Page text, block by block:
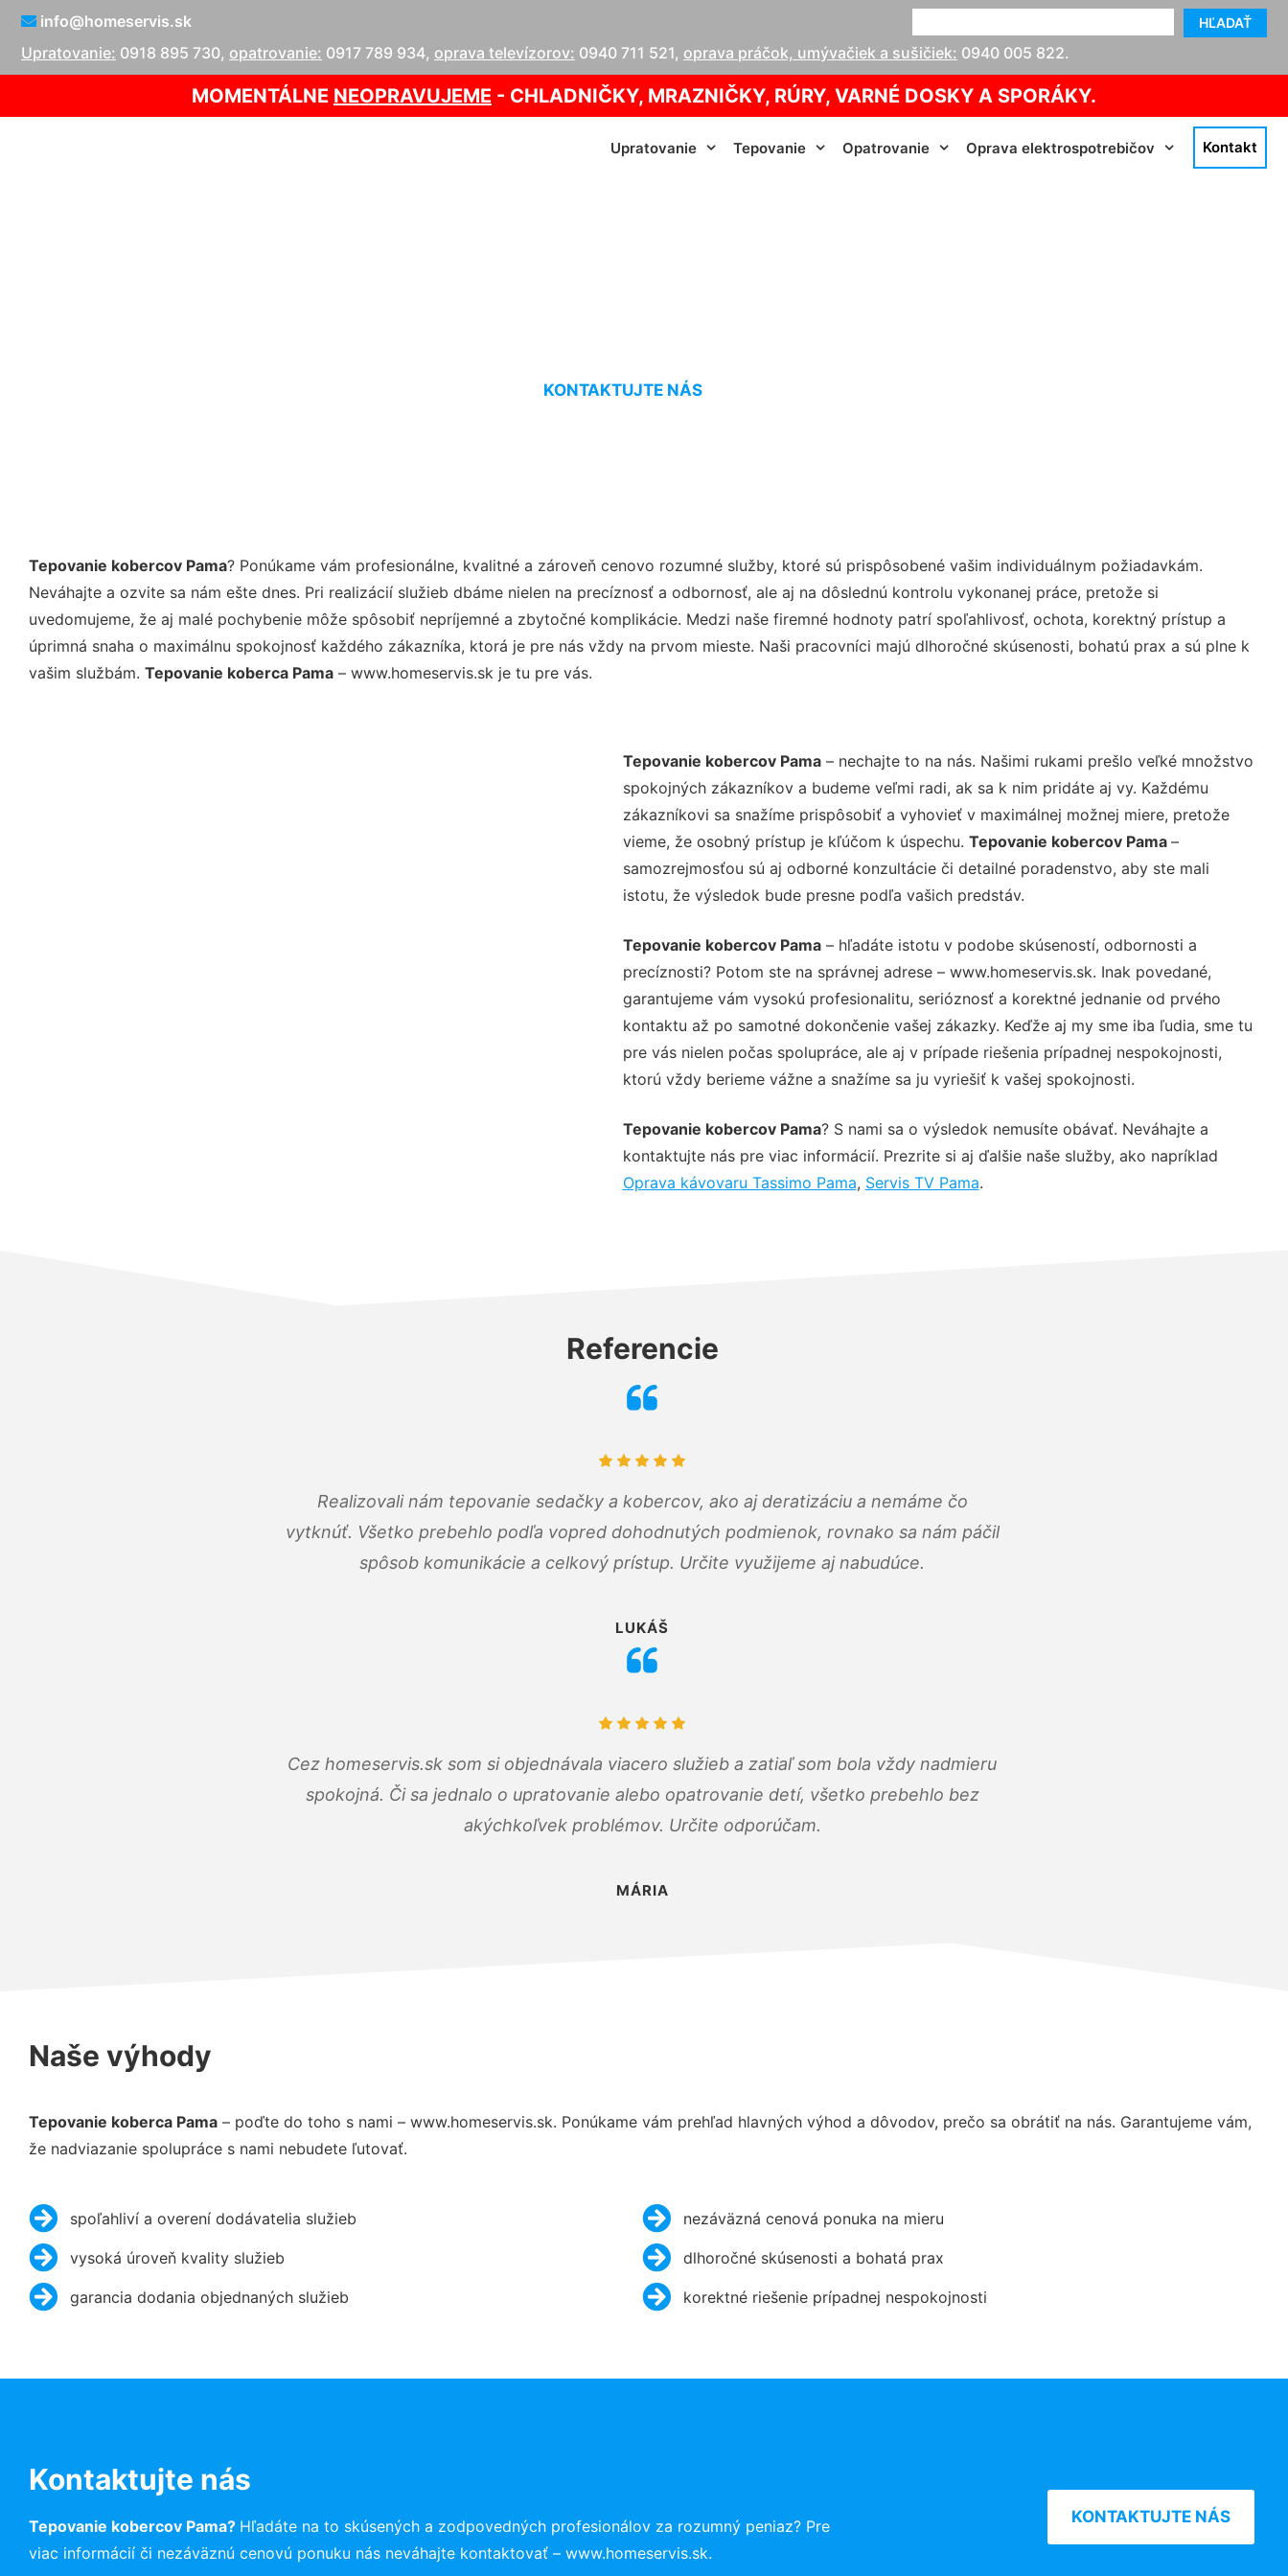
HĽADAŤ
info@homeservis.sk
Upratovanie: 0918 895 730, opatrovanie: 0917 789 934, oprava televízorov: 0940 711 521, oprava práčok, umývačiek a sušičiek: 0940 005 822.
MOMENTÁLNE NEOPRAVUJEME - CHLADNIČKY, MRAZNIČKY, RÚRY, VARNÉ DOSKY A SPORÁKY.
Upratovanie Tepovanie Opatrovanie Oprava elektrospotrebičov Kontakt
KONTAKTUJTE NÁS
Tepovanie kobercov Pama? Ponúkame vám profesionálne, kvalitné a zároveň cenovo rozumné služby, ktoré sú prispôsobené vašim individuálnym požiadavkám.
Neváhajte a ozvite sa nám ešte dnes. Pri realizácií služieb dbáme nielen na precíznosť a odbornosť, ale aj na dôslednú kontrolu vykonanej práce, pretože si
uvedomujeme, že aj malé pochybenie môže spôsobiť nepríjemné a zbytočné komplikácie. Medzi naše firemné hodnoty patrí spoľahlivosť, ochota, korektný prístup a
úprimná snaha o maximálnu spokojnosť každého zákazníka, ktorá je pre nás vždy na prvom mieste. Naši pracovníci majú dlhoročné skúsenosti, bohatú prax a sú plne k
vašim službám. Tepovanie koberca Pama – www.homeservis.sk je tu pre vás.
Tepovanie kobercov Pama– nechajte to na nás. Našimi rukami prešlo veľké množstvo
spokojných zákazníkov a budeme veľmi radi, ak sa k nim pridáte aj vy. Každému
zákazníkovi sa snažíme prispôsobiť a vyhovieť v maximálnej možnej miere, pretože
vieme, že osobný prístup je kľúčom k úspechu. Tepovanie kobercov Pama –
samozrejmosťou sú aj odborné konzultácie či detailné poradenstvo, aby ste mali
istotu, že výsledok bude presne podľa vašich predstáv.
Tepovanie kobercov Pama– hľadáte istotu v podobe skúseností, odbornosti a
precíznosti? Potom ste na správnej adrese – www.homeservis.sk. Inak povedané,
garantujeme vám vysokú profesionalitu, serióznosť a korektné jednanie od prvého
kontaktu až po samotné dokončenie vašej zákazky. Keďže aj my sme iba ľudia, sme tu
pre vás nielen počas spolupráce, ale aj v prípade riešenia prípadnej nespokojnosti,
ktorú vždy berieme vážne a snažíme sa ju vyriešiť k vašej spokojnosti.
Tepovanie kobercov Pama? S nami sa o výsledok nemusíte obávať. Neváhajte a
kontaktujte nás pre viac informácií. Prezrite si aj ďalšie naše služby, ako napríklad
Oprava kávovaru Tassimo Pama, Servis TV Pama.
Referencie
Realizovali nám tepovanie sedačky a kobercov, ako aj deratizáciu a nemáme čo
vytknúť. Všetko prebehlo podľa vopred dohodnutých podmienok, rovnako sa nám páčil
spôsob komunikácie a celkový prístup. Určite využijeme aj nabudúce.
LUKÁŠ
Cez homeservis.sk som si objednávala viacero služieb a zatiaľ som bola vždy nadmieru
spokojná. Či sa jednalo o upratovanie alebo opatrovanie detí, všetko prebehlo bez
akýchkoľvek problémov. Určite odporúčam.
MÁRIA
Naše výhody
Tepovanie koberca Pama – poďte do toho s nami – www.homeservis.sk. Ponúkame vám prehľad hlavných výhod a dôvodov, prečo sa obrátiť na nás. Garantujeme vám,
že nadviazanie spolupráce s nami nebudete ľutovať.
spoľahliví a overení dodávatelia služieb
vysoká úroveň kvality služieb
garancia dodania objednaných služieb
nezáväzná cenová ponuka na mieru
dlhoročné skúsenosti a bohatá prax
korektné riešenie prípadnej nespokojnosti
Kontaktujte nás
Tepovanie kobercov Pama? Hľadáte na to skúsených a zodpovedných profesionálov za rozumný peniaz? Pre
viac informácií či nezáväznú cenovú ponuku nás neváhajte kontaktovať – www.homeservis.sk.
KONTAKTUJTE NÁS